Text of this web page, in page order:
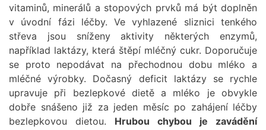
vitaminů, minerálů a stopových prvků má být doplněn
v úvodní fázi léčby. Ve vyhlazené sliznici tenkého
střeva jsou sníženy aktivity některých enzymů,
například laktázy, která štěpí mléčný cukr. Doporučuje
se proto nepodávat na přechodnou dobu mléko a
mléčné výrobky. Dočasný deficit laktázy se rychle
upravuje při bezlepkové dietě a mléko je obvykle
dobře snášeno již za jeden měsíc po zahájení léčby
bezlepkovou dietou. Hrubou chybou je zavádění